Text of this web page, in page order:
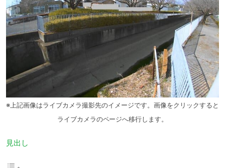
※上記画像はライブカメラ撮影先のイメージです。画像をクリックすると
ライブカメラのページへ移行します。
見出し